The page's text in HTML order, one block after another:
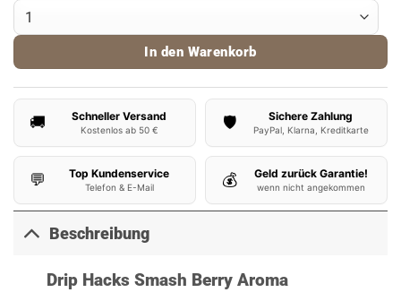
Drip Hacks Aroma Smash Berry 10ml Menge
In den Warenkorb
🚚 Schneller Versand
Kostenlos ab 50 € 🛡️ Sichere Zahlung
PayPal, Klarna, Kreditkarte
💬 Top Kundenservice
Telefon & E-Mail 💰 Geld zurück Garantie!
wenn nicht angekommen
Beschreibung
Drip Hacks Smash Berry Aroma